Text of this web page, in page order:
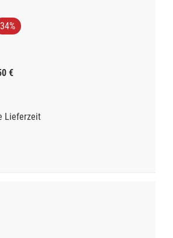
34%
€
Lieferzeit